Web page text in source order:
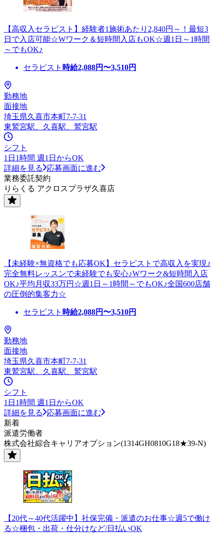
【高収入セラピスト】経験者1施術あたり2,840円～！最短3
日で入店可能☆Wワーク＆短時間入店もOK☆週1日～1時間
～でもOK♪
セラピスト 時給2,088円〜3,510円
勤務地
面接地
埼玉県久喜市本町7-7-31
東鷲宮駅、久喜駅、鷲宮駅
シフト
1日1時間 週1日からOK
詳細を見る
応募画面に進む
業務委託契約
りらくる アクロスプラザ久喜店
【未経験×無資格でも応募OK】セラピストで高収入を実現♪
完全無料レッスンで未経験でも安心♪Wワーク&短時間入店
OK♪平均月収33万円☆週1日～1時間～でもOK♪全国600店舗
の圧倒的集客力☆
セラピスト 時給2,088円〜3,510円
勤務地
面接地
埼玉県久喜市本町7-7-31
東鷲宮駅、久喜駅、鷲宮駅
シフト
1日1時間 週1日からOK
詳細を見る
応募画面に進む
新着
派遣労働者
株式会社綜合キャリアオプション(1314GH0810G18★39-N)
【20代～40代活躍中】社保完備・派遣のお仕事☆週5で働け
る☆梱包・出荷・仕分けなど/日払いOK